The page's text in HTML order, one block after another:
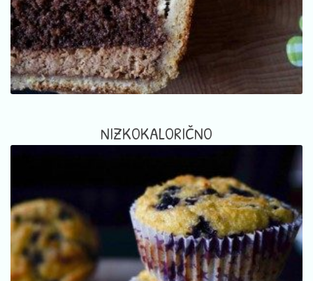
NIZKOKALORIČNO